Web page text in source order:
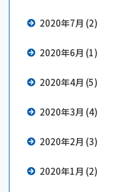
2020年7月 (2)
2020年6月 (1)
2020年4月 (5)
2020年3月 (4)
2020年2月 (3)
2020年1月 (2)